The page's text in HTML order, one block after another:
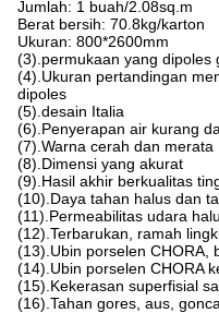
Jumlah: 1 buah/2.08sq.m
Berat bersih: 70.8kg/karton
Ukuran: 800*2600mm
(3).permukaan yang dipoles
(4).Ukuran pertandingan
dipoles
(5).desain Italia
(6).Penyerapan air kurang
(7).Warna cerah dan merata
(8).Dimensi yang akurat
(9).Hasil akhir berkualitas
(10).Daya tahan halus dan
(11).Permeabilitas udara
(12).Terbarukan, ramah
(13).Ubin porselen CHORA,
(14).Ubin porselen CHORA
(15).Kekerasan superfisial
(16).Tahan gores, aus,